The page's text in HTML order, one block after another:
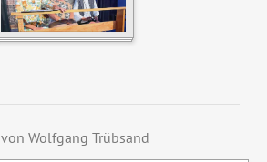
von Wolfgang Trübsand